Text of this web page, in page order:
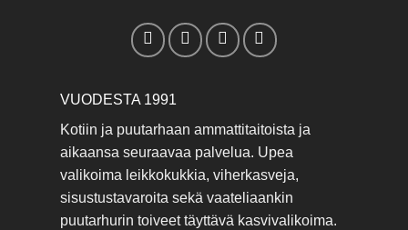
VUODESTA 1991
Kotiin ja puutarhaan ammattitaitoista ja
aikaansa seuraavaa palvelua. Upea
valikoima leikkokukkia, viherkasveja,
sisustustavaroita sekä vaateliaankin
puutarhurin toiveet täyttävä kasvivalikoima.